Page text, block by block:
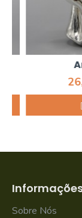
Sobre Nós